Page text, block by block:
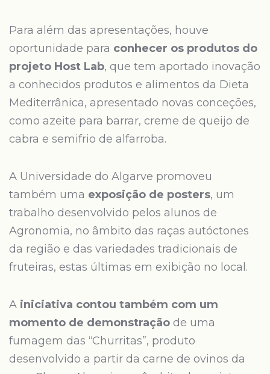
Para além das apresentações, houve
oportunidade para conhecer os produtos do
projeto Host Lab, que tem aportado inovação
a conhecidos produtos e alimentos da Dieta
Mediterrânica, apresentado novas conceções,
como azeite para barrar, creme de queijo de
cabra e semifrio de alfarroba.
A Universidade do Algarve promoveu
também uma exposição de posters, um
trabalho desenvolvido pelos alunos de
Agronomia, no âmbito das raças autóctones
da região e das variedades tradicionais de
fruteiras, estas últimas em exibição no local.
A iniciativa contou também com um
momento de demonstração de uma
fumagem das “Churritas”, produto
desenvolvido a partir da carne de ovinos da